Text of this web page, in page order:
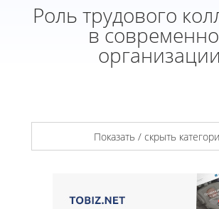
Роль трудового
в
организации
Показать / скрыть